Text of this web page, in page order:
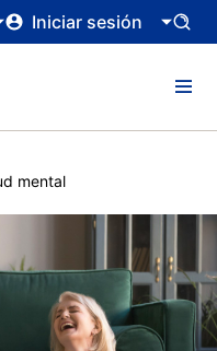
Iniciar sesión
mental